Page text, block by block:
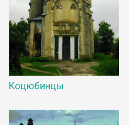
Коцюбинцы